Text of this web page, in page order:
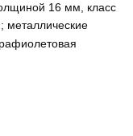
16 мм, класс